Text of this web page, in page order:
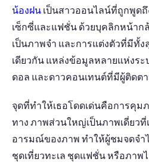
น้องฝน เป็นสาวออนไลน์ที่ถูกพูด
เซ็กซี่และแฟชั่น ด้วยบุคลิกหน้าก
เป็นภาพจำ และการแต่งตัวที่มีทั้
เดียวกัน แหล่งข้อมูลหลายแห่งระ
ดอล และดาวคอนเทนต์ที่มีผู้ติดต
จุดที่ทำให้เธอโดดเด่นคือการคุ
ทาง ภาพส่วนใหญ่เป็นภาพเดี่ยวที่
อารมณ์ของภาพ ทำให้ผู้ชมจดจำ
ชุดเที่ยวทะเล ชุดแฟชั่น หรือภาพ